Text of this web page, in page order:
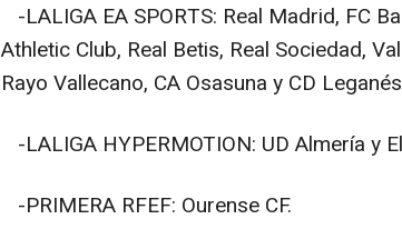
-LALIGA EA SPORTS: Real Madrid, FC
Athletic Club, Real Betis, Real Sociedad,
Rayo Vallecano, CA Osasuna y CD
-LALIGA HYPERMOTION: UD Almería y
-PRIMERA RFEF: Ourense CF.